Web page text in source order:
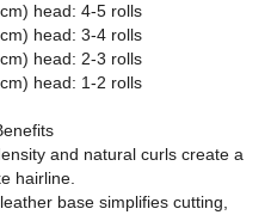
head: 4-5 rolls
head: 3-4 rolls
head: 2-3 rolls
head: 1-2 rolls
and natural curls create a
hairline.
base simplifies cutting,